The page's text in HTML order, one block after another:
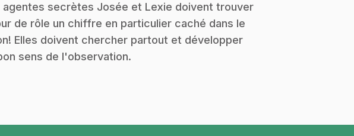
agentes secrètes Josée et Lexie doivent trouver
de rôle un chiffre en particulier caché dans le
Elles doivent chercher partout et développer
sens de l'observation.